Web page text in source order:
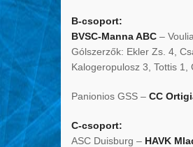
B-csoport:
BVSC-Manna ABC –
Gólszerzők: Ekler Zs. 4,
Kalogeropulosz 3, Tottis 1,
Panionios GSS – CC
C-csoport:
ASC Duisburg – HAVK